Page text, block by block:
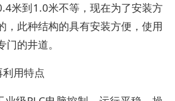
米到1.0米不等，现在为了安装方
，此种结构的具有安装方便，使用
的井道。
用特点